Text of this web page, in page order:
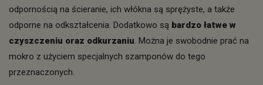
odpornością na ścieranie, ich włókna są sprężyste, a także
odporne na odkształcenia. Dodatkowo są bardzo łatwe w
czyszczeniu oraz odkurzaniu. Można je swobodnie prać na
mokro z użyciem specjalnych szamponów do tego
przeznaczonych.